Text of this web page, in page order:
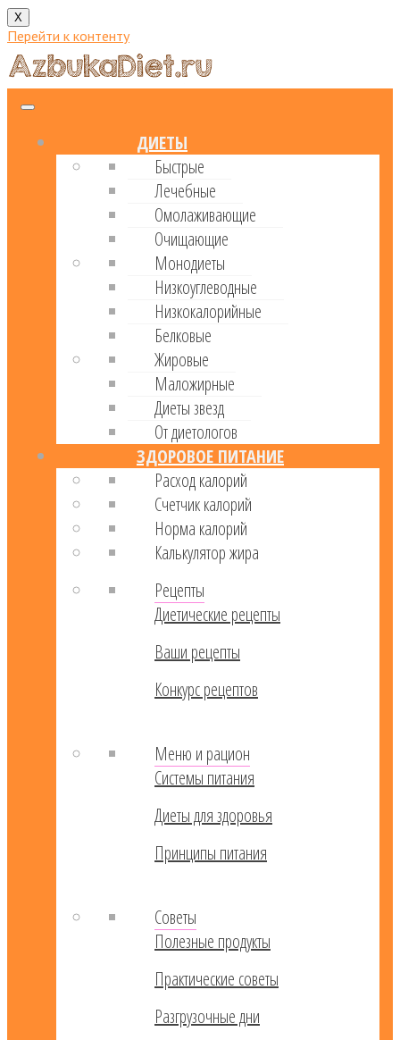
X
Перейти к контенту
ДИЕТЫ
Быстрые
Лечебные
Омолаживающие
Очищающие
Монодиеты
Низкоуглеводные
Низкокалорийные
Белковые
Жировые
Маложирные
Диеты звезд
От диетологов
ЗДОРОВОЕ ПИТАНИЕ
Расход калорий
Cчетчик калорий
Норма калорий
Калькулятор жира
Рецепты
Диетические рецепты
Ваши рецепты
Конкурс рецептов
Меню и рацион
Системы питания
Диеты для здоровья
Принципы питания
Советы
Полезные продукты
Практические советы
Разгрузочные дни